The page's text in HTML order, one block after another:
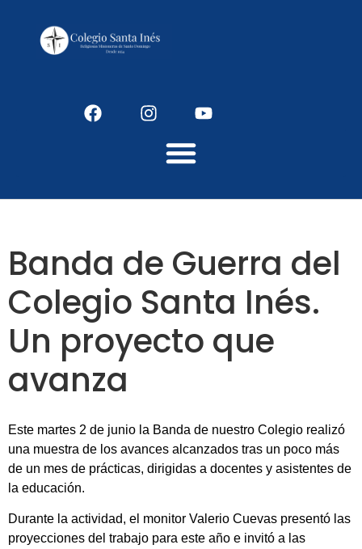
Banda de Guerra del
Colegio Santa Inés.
Un proyecto que
avanza
Este martes 2 de junio la Banda de nuestro Colegio realizó
una muestra de los avances alcanzados tras un poco más
de un mes de prácticas, dirigidas a docentes y asistentes de
la educación.
Durante la actividad, el monitor Valerio Cuevas presentó las
proyecciones del trabajo para este año e invitó a las